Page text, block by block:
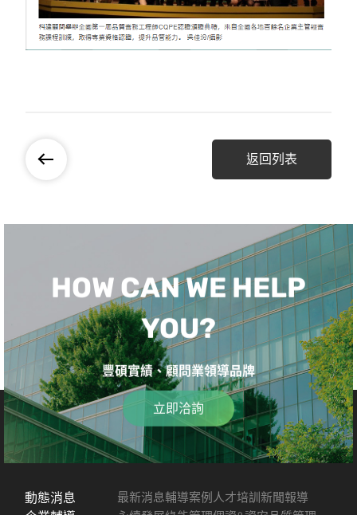
返回列表
HOW CAN WE HELP
YOU?
豐碩實績、顧問業領導品牌
立即洽詢
動態消息 最新消息輔導案例 人才培訓新聞報導